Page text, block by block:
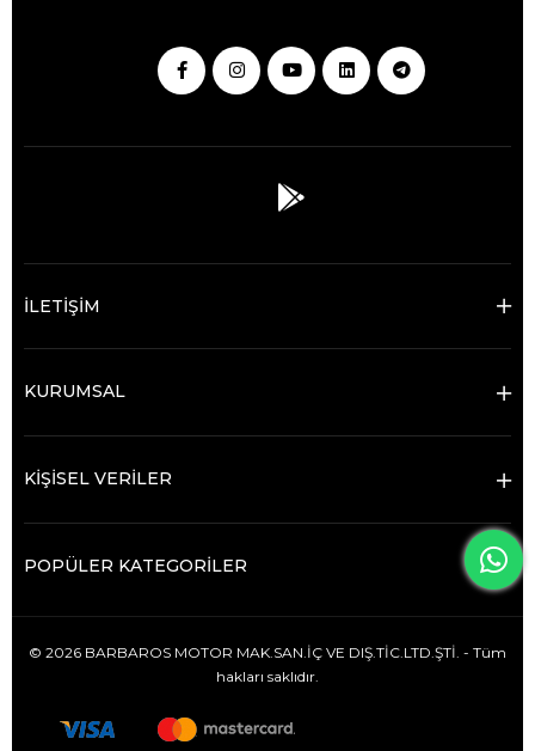
İLETİŞİM
KURUMSAL
KİŞİSEL VERİLER
POPÜLER KATEGORİLER
© 2026 BARBAROS MOTOR MAK.SAN.İÇ VE DIŞ.TİC.LTD.ŞTİ. - Tüm
hakları saklıdır.